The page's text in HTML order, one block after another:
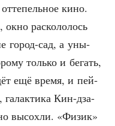
кино.
окно рас­ко­ло­лось
город-сад, а уны­
толь­ко и бегать,
ещё вре­мя, и пей­
Кин-дза-
высох­ли. «Физик»